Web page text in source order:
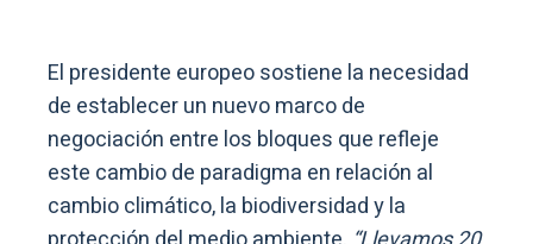
El presidente europeo sostiene la necesidad
de establecer un nuevo marco de
negociación entre los bloques que refleje
este cambio de paradigma en relación al
cambio climático, la biodiversidad y la